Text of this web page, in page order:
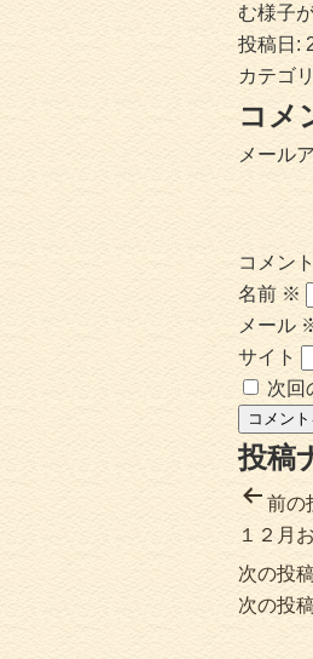
む様子
投稿日:
カテゴ
コメ
メール
コメント
名前 ※
メール
サイト
次回
投稿
前の
１２月
次の投
次の投